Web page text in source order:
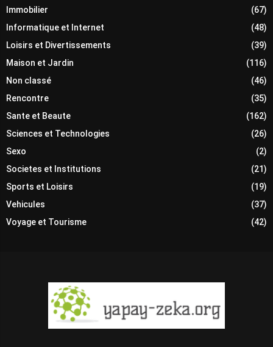
Immobilier
(67)
Informatique et Internet
(48)
Loisirs et Divertissements
(39)
Maison et Jardin
(116)
Non classé
(46)
Rencontre
(35)
Sante et Beaute
(162)
Sciences et Technologies
(26)
Sexo
(2)
Societes et Institutions
(21)
Sports et Loisirs
(19)
Vehicules
(37)
Voyage et Tourisme
(42)